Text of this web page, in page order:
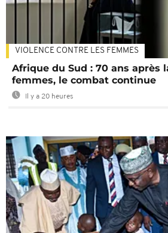
VIOLENCE CONTRE LES FEMMES
Afrique du Sud : 70 ans après
femmes, le combat continue
Il y a 20 heures